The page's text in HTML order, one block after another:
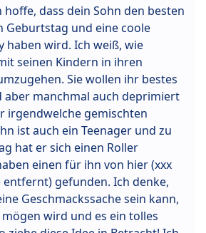
hoffe, dass dein Sohn den besten
Geburtstag und eine coole
haben wird. Ich weiß, wie
seinen Kindern in ihren
Sie wollen ihr bestes
aber manchmal auch deprimiert
irgendwelche gemischten
ist auch ein Teenager und zu
hat er sich einen Roller
einen für ihn von hier (xxx
gefunden. Ich denke,
Geschmackssache sein kann,
wird und es ein tolles